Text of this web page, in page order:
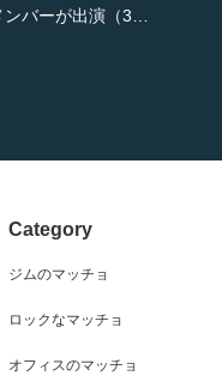
プ…
Category
ジムのマッチョ
ロックなマッチョ
オフィスのマッチョ